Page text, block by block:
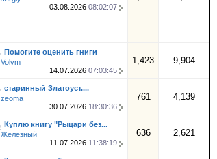
03.08.2026 08:02:07
Помогите оценить гниги
Volvm
14.07.2026 07:03:45
1,423 9,904
старинный Златоуст....
zeoma
30.07.2026 18:30:36
761 4,139
Куплю книгу "Рыцари без...
Железный
11.07.2026 11:38:19
636 2,621